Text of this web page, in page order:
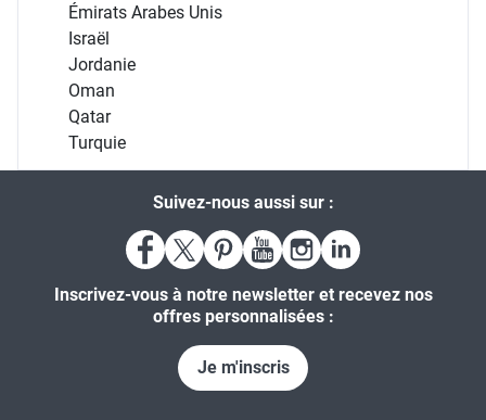
Émirats Arabes Unis
Israël
Jordanie
Oman
Qatar
Turquie
Suivez-nous aussi sur :
Inscrivez-vous à notre newsletter et recevez nos
offres personnalisées :
Je m'inscris